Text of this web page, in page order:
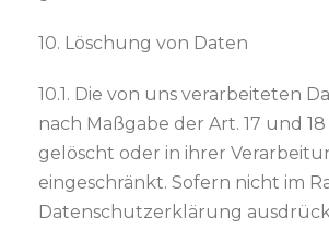
10. Löschung von Daten
10.1. Die von uns verarbeiteten
nach Maßgabe der Art. 17 und 18
gelöscht oder in ihrer
eingeschränkt. Sofern nicht im
Datenschutzerklärung